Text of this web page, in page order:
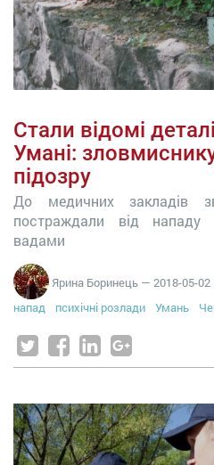
Стали відомі
Умані:
підозру
До медичних закладів
постраждали від нападу
вадами
Ярина Боринець — 2018-05-02
напад
психічні розлади Умань